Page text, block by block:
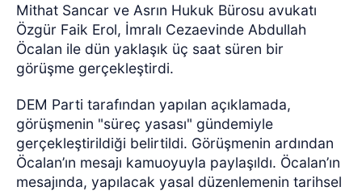
Mithat Sancar ve Asrın Hukuk Bürosu avukatı
Özgür Faik Erol, İmralı Cezaevinde Abdullah
Öcalan ile dün yaklaşık üç saat süren bir
görüşme gerçekleştirdi.
DEM Parti tarafından yapılan açıklamada,
görüşmenin "süreç yasası" gündemiyle
gerçekleştirildiği belirtildi. Görüşmenin ardından
Öcalan’ın mesajı kamuoyuyla paylaşıldı. Öcalan’ın
mesajında, yapılacak yasal düzenlemenin tarihsel